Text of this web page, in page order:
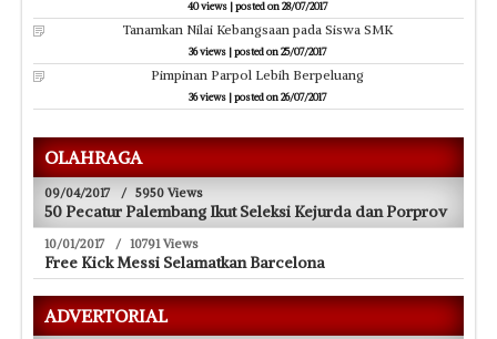
40 views |posted on 28/07/2017
Tanamkan Nilai Kebangsaan pada Siswa SMK
36 views |posted on 25/07/2017
Pimpinan Parpol Lebih Berpeluang
36 views |posted on 26/07/2017
OLAHRAGA
09/04/2017 / 5950 Views
50 Pecatur Palembang Ikut Seleksi Kejurda dan Porprov
10/01/2017 / 10791 Views
Free Kick Messi Selamatkan Barcelona
ADVERTORIAL